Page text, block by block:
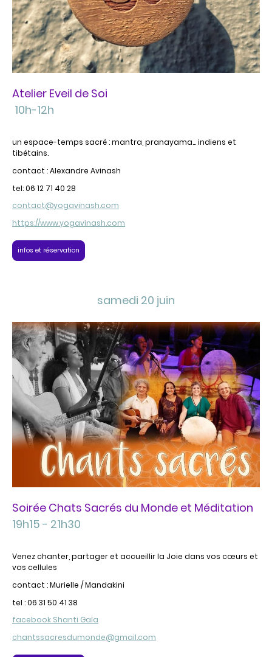
Atelier Eveil de Soi
10h-12h
un espace-temps sacré : mantra, pranayama... indiens et
tibétains.
contact : Alexandre Avinash
tel: 06 12 71 40 28
contact@yogavinash.com
https://www.yogavinash.com
infos et réservation
samedi 20 juin
Soirée Chats Sacrés du Monde et Méditation
19h15 - 21h30
Venez chanter, partager et accueillir la Joie dans vos cœurs et
vos cellules
contact : Murielle / Mandakini
tel : 06 31 50 41 38
facebook Shanti Gaïa
chantssacresdumonde@gmail.com